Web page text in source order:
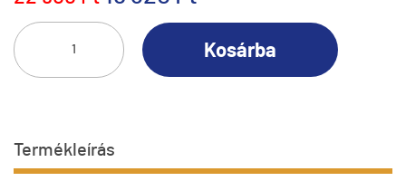
Kosárba
Termékleírás